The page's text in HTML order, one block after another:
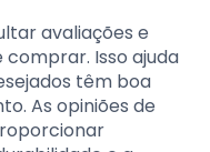
avaliações e
Isso ajuda
têm boa
As opiniões de